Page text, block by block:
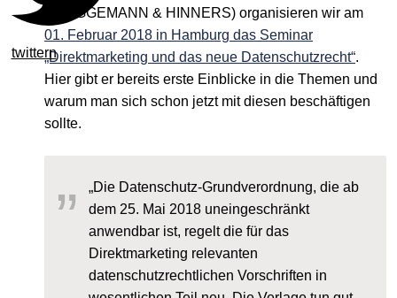
twittern
BRÜGGEMANN & HINNERS) organisieren wir am
01. Februar 2018 in Hamburg das Seminar
„Direktmarketing und das neue Datenschutzrecht“.
Hier gibt er bereits erste Einblicke in die Themen und
warum man sich schon jetzt mit diesen beschäftigen
sollte.
„Die Datenschutz-Grundverordnung, die ab
dem 25. Mai 2018 uneingeschränkt
anwendbar ist, regelt die für das
Direktmarketing relevanten
datenschutzrechtlichen Vorschriften in